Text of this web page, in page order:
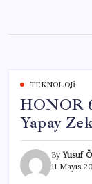
content
TEKNOLOJI
HONOR
Yapay
ByYusuf
11 Mayıs